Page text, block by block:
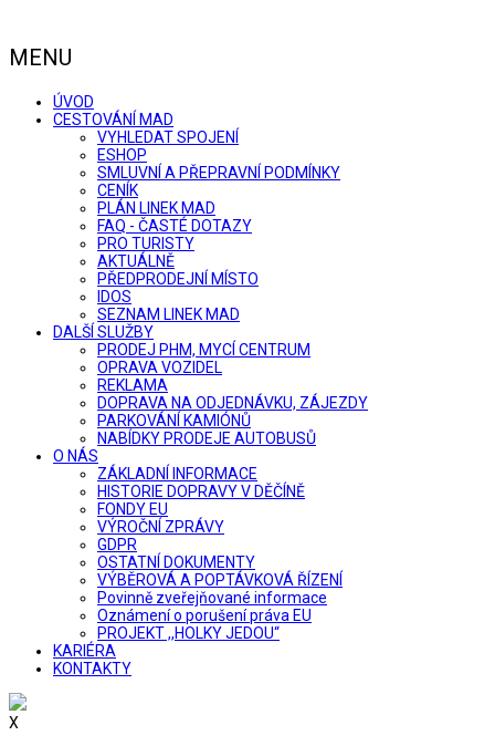
MENU
ÚVOD
CESTOVÁNÍ MAD
VYHLEDAT SPOJENÍ
ESHOP
SMLUVNÍ A PŘEPRAVNÍ PODMÍNKY
CENÍK
PLÁN LINEK MAD
FAQ - ČASTÉ DOTAZY
PRO TURISTY
AKTUÁLNĚ
PŘEDPRODEJNÍ MÍSTO
IDOS
SEZNAM LINEK MAD
DALŠÍ SLUŽBY
PRODEJ PHM, MYCÍ CENTRUM
OPRAVA VOZIDEL
REKLAMA
DOPRAVA NA ODJEDNÁVKU, ZÁJEZDY
PARKOVÁNÍ KAMIÓNŮ
NABÍDKY PRODEJE AUTOBUSŮ
O NÁS
ZÁKLADNÍ INFORMACE
HISTORIE DOPRAVY V DĚČÍNĚ
FONDY EU
VÝROČNÍ ZPRÁVY
GDPR
OSTATNÍ DOKUMENTY
VÝBĚROVÁ A POPTÁVKOVÁ ŘÍZENÍ
Povinně zveřejňované informace
Oznámení o porušení práva EU
PROJEKT ,,HOLKY JEDOU“
KARIÉRA
KONTAKTY
X